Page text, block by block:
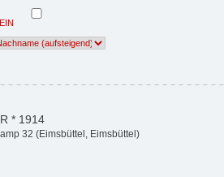
* 1914
32 (Eimsbüttel, Eimsbüttel)